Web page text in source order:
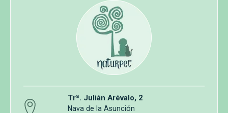
Trª. Julián Arévalo, 2
Nava de la Asunción